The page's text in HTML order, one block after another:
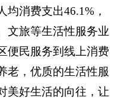
消费支出46.1%，
文旅等生活性服务业
便民服务到线上消费
老，优质的生活性服
美好生活的向往，让